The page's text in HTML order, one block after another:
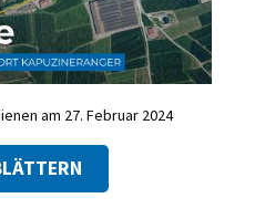
am 27. Februar 2024